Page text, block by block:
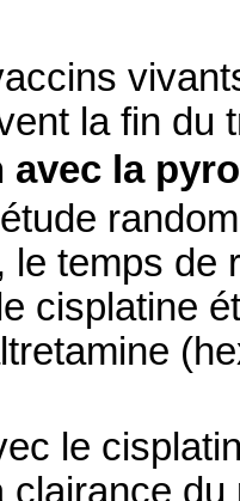
la fin du
la
le temps de
cisplatine
le
clairance